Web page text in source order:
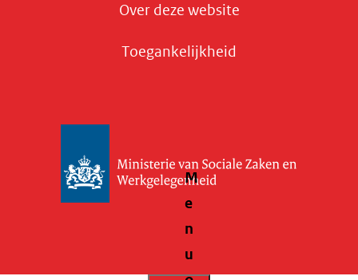
M
e
n
u
Over deze website
Toegankelijkheid